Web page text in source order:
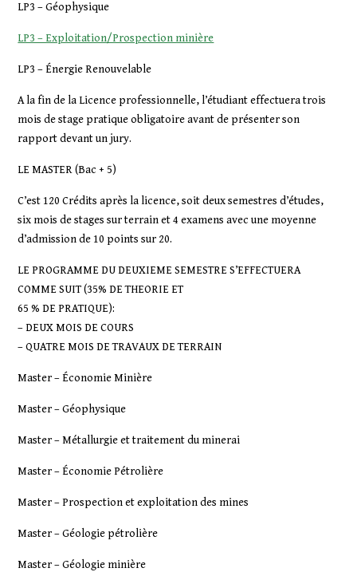
LP3 – Géophysique
LP3 – Exploitation/Prospection minière
LP3 – Énergie Renouvelable
A la fin de la Licence professionnelle, l’étudiant effectuera trois
mois de stage pratique obligatoire avant de présenter son
rapport devant un jury.
LE MASTER (Bac + 5)
C’est 120 Crédits après la licence, soit deux semestres d’études,
six mois de stages sur terrain et 4 examens avec une moyenne
d’admission de 10 points sur 20.
LE PROGRAMME DU DEUXIEME SEMESTRE S’EFFECTUERA
COMME SUIT (35% DE THEORIE ET
65 % DE PRATIQUE):
– DEUX MOIS DE COURS
– QUATRE MOIS DE TRAVAUX DE TERRAIN
Master – Économie Minière
Master – Géophysique
Master – Métallurgie et traitement du minerai
Master – Économie Pétrolière
Master – Prospection et exploitation des mines
Master – Géologie pétrolière
Master – Géologie minière